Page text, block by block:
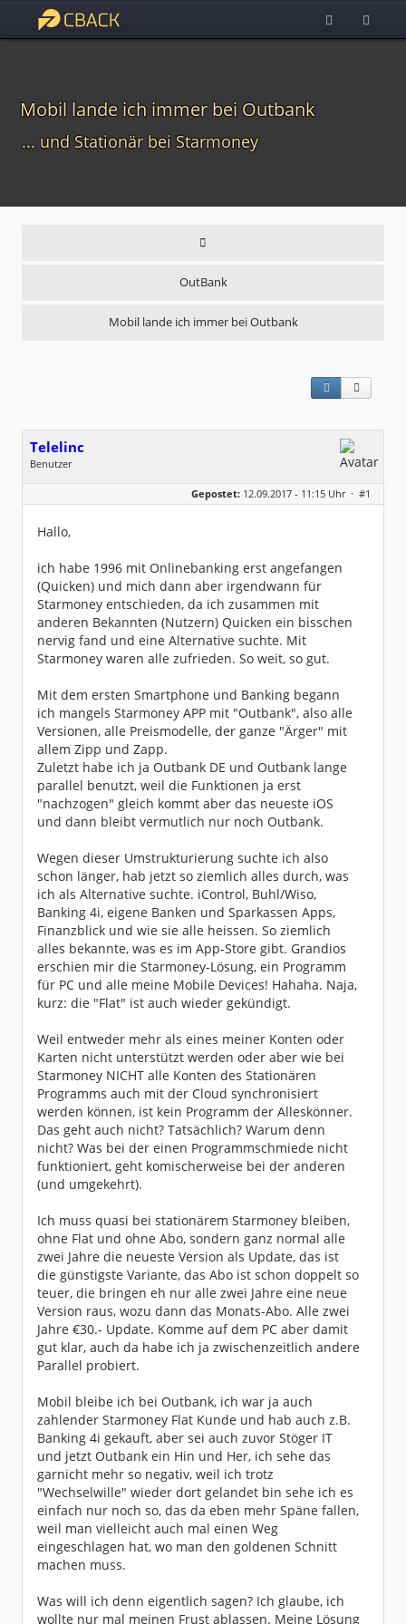
Mobil lande ich immer bei Outbank
... und Stationär bei Starmoney
OutBank
Mobil lande ich immer bei Outbank
Telelinc
Benutzer
Geschlecht:
keine Angabe
Dabei seit:
09 / 2017
Gepostet: 12.09.2017 - 11:15 Uhr · #1
Hallo,
ich habe 1996 mit Onlinebanking erst angefangen
(Quicken) und mich dann aber irgendwann für
Starmoney entschieden, da ich zusammen mit
anderen Bekannten (Nutzern) Quicken ein bisschen
nervig fand und eine Alternative suchte. Mit
Starmoney waren alle zufrieden. So weit, so gut.
Mit dem ersten Smartphone und Banking begann
ich mangels Starmoney APP mit "Outbank", also alle
Versionen, alle Preismodelle, der ganze "Ärger" mit
allem Zipp und Zapp.
Zuletzt habe ich ja Outbank DE und Outbank lange
parallel benutzt, weil die Funktionen ja erst
"nachzogen" gleich kommt aber das neueste iOS
und dann bleibt vermutlich nur noch Outbank.
Wegen dieser Umstrukturierung suchte ich also
schon länger, hab jetzt so ziemlich alles durch, was
ich als Alternative suchte. iControl, Buhl/Wiso,
Banking 4i, eigene Banken und Sparkassen Apps,
Finanzblick und wie sie alle heissen. So ziemlich
alles bekannte, was es im App-Store gibt. Grandios
erschien mir die Starmoney-Lösung, ein Programm
für PC und alle meine Mobile Devices! Hahaha. Naja,
kurz: die "Flat" ist auch wieder gekündigt.
Weil entweder mehr als eines meiner Konten oder
Karten nicht unterstützt werden oder aber wie bei
Starmoney NICHT alle Konten des Stationären
Programms auch mit der Cloud synchronisiert
werden können, ist kein Programm der Alleskönner.
Das geht auch nicht? Tatsächlich? Warum denn
nicht? Was bei der einen Programmschmiede nicht
funktioniert, geht komischerweise bei der anderen
(und umgekehrt).
Ich muss quasi bei stationärem Starmoney bleiben,
ohne Flat und ohne Abo, sondern ganz normal alle
zwei Jahre die neueste Version als Update, das ist
die günstigste Variante, das Abo ist schon doppelt so
teuer, die bringen eh nur alle zwei Jahre eine neue
Version raus, wozu dann das Monats-Abo. Alle zwei
Jahre €30.- Update. Komme auf dem PC aber damit
gut klar, auch da habe ich ja zwischenzeitlich andere
Parallel probiert.
Mobil bleibe ich bei Outbank, ich war ja auch
zahlender Starmoney Flat Kunde und hab auch z.B.
Banking 4i gekauft, aber sei auch zuvor Stöger IT
und jetzt Outbank ein Hin und Her, ich sehe das
garnicht mehr so negativ, weil ich trotz
"Wechselwille" wieder dort gelandet bin sehe ich es
einfach nur noch so, das da eben mehr Späne fallen,
weil man vielleicht auch mal einen Weg
eingeschlagen hat, wo man den goldenen Schnitt
machen muss.
Was will ich denn eigentlich sagen? Ich glaube, ich
wollte nur mal meinen Frust ablassen. Meine Lösung